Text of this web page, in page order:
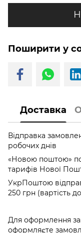
Поширити у
Доставка
Відправка
робочих днів
«Новою поштою» по
тарифів Нової
УкрПоштою
250 грн (вартість
Для оформлення
оформляєте